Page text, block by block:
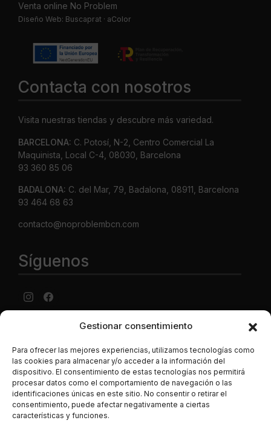
Gestionar consentimiento
Para ofrecer las mejores experiencias, utilizamos tecnologías como
las cookies para almacenar y/o acceder a la información del
dispositivo. El consentimiento de estas tecnologías nos permitirá
procesar datos como el comportamiento de navegación o las
identificaciones únicas en este sitio. No consentir o retirar el
consentimiento, puede afectar negativamente a ciertas
características y funciones.
Venta online No Problem
Diseño Web: Buscaprat · aColor
Contacta con nosotros
Visita nuestras tiendas y descubre más variedad.
BARCELONA: C. Potosí, N-2, Centro Comercial La
Maquinista, Local C-4, 08030, Barcelona
93 360 85 06
BADALONA: C. del Mar, 79, Badalona, 08911, Barcelona
93 464 68 63
contacto@noproblembcn.com
Síguenos
Política de privacidad·Política de cookies ·
precios
LUJONYC S.L., C. Potosí, N-2, Centro Comercial La
Maquinista, Local C-4, 08030, Barcelona España. CIF B-
62786496. Los datos de las tarjetas de crédito se
introducen en una página segura de la entidad bancaria, y